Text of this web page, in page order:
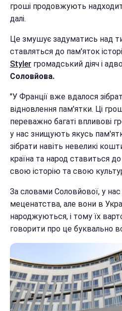
гроші продовжують
далі.
Це змушує задуматись над
ставляться до пам'яток
Styler громадський діяч і
Соловйова.
"У Франції вже вдалося
відновлення пам'ятки. Ці
переважно багаті впливові
у нас знищують якусь
зібрати навіть невеликі
країна та народ ставиться до
свою історію та свою
За словами Соловйової, у
меценатства, але вони в
народжуються, і тому їх
говорити про це буквально